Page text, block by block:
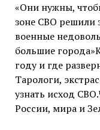
«Они нужны,
зоне СВО решили
военные
большие
году и где
Тарологи,
узнать исход
России, мира и